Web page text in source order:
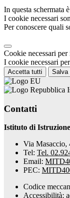
In questa schermata
I cookie necessari
Per conoscere quali
Cookie necessari
I cookie necessari
Accetta tutti Salva
Contatti
Istituto di
Via Masaccio,
Tel: Tel.
Email:
PEC:
Codice
Accessibilità: